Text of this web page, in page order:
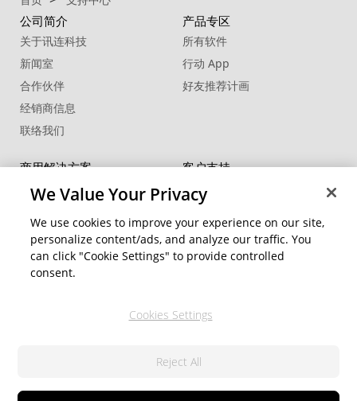
公司简介
关于讯连科技
新闻室
合作伙伴
经销商信息
联络我们
产品专区
所有软件
行动 App
好友推荐计画
商用解决方案
FaceMe® SDK
客户支持
软件更新
教学中心
社交网络资源
We Value Your Privacy
We use cookies to improve your experience on our site,
personalize content/ads, and analyze our traffic. You
can click "Cookie Settings" to provide controlled
consent.
Cookies Settings
Reject All